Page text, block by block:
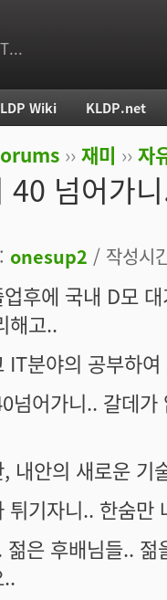
›› 재미 ›› 자
40 넘어가
onesup2 / 작성시
후에 국내 D모
해고..
IT분야의 공부하
넘어가니.. 갈데
내안의 새로운 기
튀기자니.. 한숨만
젊은 후배님들..
Wiki KLDP.net